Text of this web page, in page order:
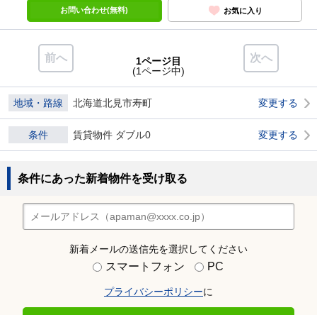
お問い合わせ(無料) お気に入り
前へ 次へ
1ページ目
(1ページ中)
地域・路線 北海道北見市寿町 変更する
条件 賃貸物件 ダブル0 変更する
条件にあった新着物件を受け取る
新着メールの送信先を選択してください
スマートフォン PC
プライバシーポリシーに